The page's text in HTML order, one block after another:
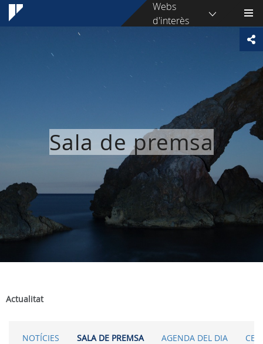
Webs
d'interès
Sala de premsa
Actualitat
NOTÍCIES SALA DE PREMSA AGENDA DEL DIA